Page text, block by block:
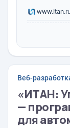
Веб-
«ИТАН:
—
для